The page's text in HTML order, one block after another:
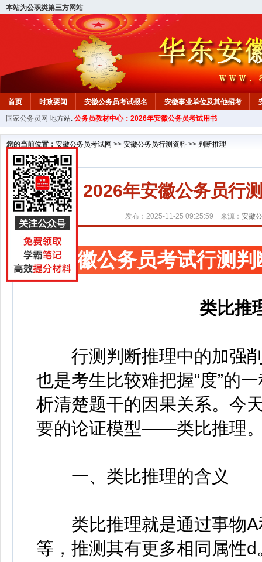
本站为公职类第三方网站
首页 时政要闻 安徽公务员考试报名 安徽事业单位及其他招考
安徽公务员行测试题 在线咨询 教材中心
国家公务员网 地方站: 公务员教材中心：2026年安徽公务员考试用书
您的当前位置： 安徽公务员考试网 >> 安徽公务员行测资料 >> 判断推理
2026年安徽公务员行
发布：2025-11-25 09:25:59 来源： 安徽
安徽公务员考试行测
类比推
行测判断推理中的加强削
也是考生比较难把握“度”的
析清楚题干的因果关系。今
要的论证模型——类比推理
一、类比推理的含义
类比推理就是通过事物A
等，推测其有更多相同属性